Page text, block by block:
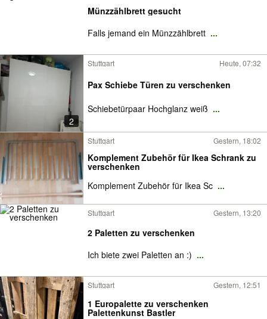
Münzzählbrett gesucht
Falls jemand ein Münzzählbrett ...
2
Stuttgart Heute, 07:32
Pax Schiebe Türen zu verschenken
Schiebetürpaar Hochglanz weiß ...
Stuttgart Gestern, 18:02
Komplement Zubehör für Ikea Schrank zu
verschenken
Komplement Zubehör für Ikea Sc ...
Stuttgart Gestern, 13:20
2 Paletten zu verschenken
Ich biete zwei Paletten an :) ...
Stuttgart Gestern, 12:51
1 Europalette zu verschenken
Palettenkunst Bastler